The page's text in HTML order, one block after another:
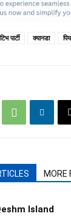
पार्टी क्यानडा
MORE
Island